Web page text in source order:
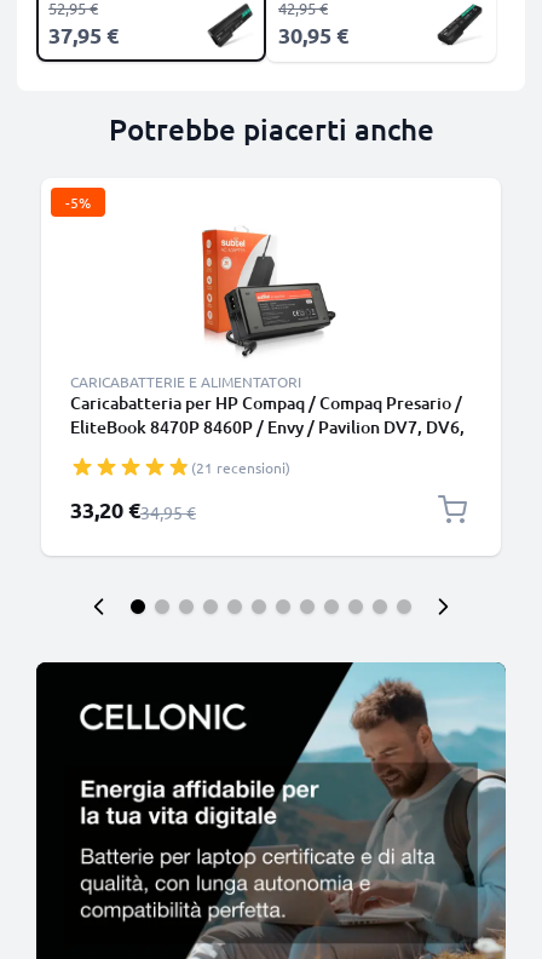
37,95 €
52,95 €
30,95 €
42,95 €
Potrebbe piacerti anche
-5%
CARICABATTERIE E ALIMENTATORI
Caricabatteria per HP Compaq / Compaq Presario /
EliteBook 8470P 8460P / Envy / Pavilion DV7, DV6,
con spina europea(21 recensioni)
Prezzo speciale
33,20 €Prezzo normale
34,95 €